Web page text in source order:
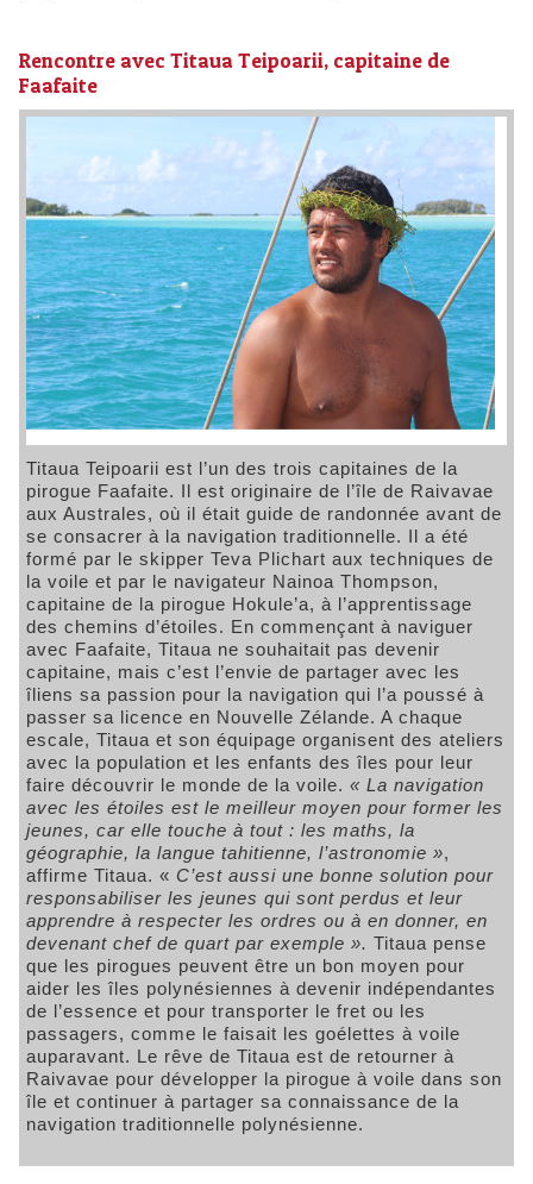
Rencontre avec Titaua Teipoarii, capitaine de
Faafaite
Titaua Teipoarii est l’un des trois capitaines de la
pirogue Faafaite. Il est originaire de l’île de Raivavae
aux Australes, où il était guide de randonnée avant de
se consacrer à la navigation traditionnelle. Il a été
formé par le skipper Teva Plichart aux techniques de
la voile et par le navigateur Nainoa Thompson,
capitaine de la pirogue Hokule’a, à l’apprentissage
des chemins d’étoiles. En commençant à naviguer
avec Faafaite, Titaua ne souhaitait pas devenir
capitaine, mais c’est l’envie de partager avec les
îliens sa passion pour la navigation qui l’a poussé à
passer sa licence en Nouvelle Zélande. A chaque
escale, Titaua et son équipage organisent des ateliers
avec la population et les enfants des îles pour leur
faire découvrir le monde de la voile. « La navigation
avec les étoiles est le meilleur moyen pour former les
jeunes, car elle touche à tout : les maths, la
géographie, la langue tahitienne, l’astronomie »,
affirme Titaua. « C’est aussi une bonne solution pour
responsabiliser les jeunes qui sont perdus et leur
apprendre à respecter les ordres ou à en donner, en
devenant chef de quart par exemple ». Titaua pense
que les pirogues peuvent être un bon moyen pour
aider les îles polynésiennes à devenir indépendantes
de l’essence et pour transporter le fret ou les
passagers, comme le faisait les goélettes à voile
auparavant. Le rêve de Titaua est de retourner à
Raivavae pour développer la pirogue à voile dans son
île et continuer à partager sa connaissance de la
navigation traditionnelle polynésienne.